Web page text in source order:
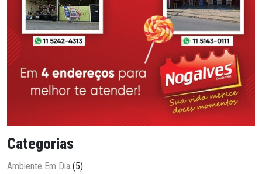
Categorias
Ambiente Em Dia (5)